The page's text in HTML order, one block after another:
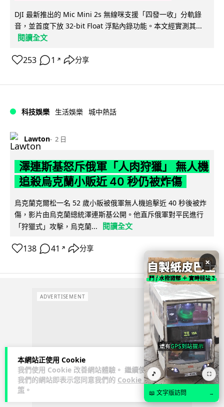
本網站正使用 Cookie
我們使用 Cookie 改善網站體驗。 繼續使用
我們的網站即表示您同意我們的 Cookie 政
策 。
DJI 最新推出的 Mic Mini 2s 無線咪支援「四發一收」分軌錄
音，並首度下放 32-bit Float 浮點內錄功能。本文經實測其...
閱讀全文
253 1 ↗ 分享
科技娛樂 生活娛樂 城中熱話
Lawton 2 日
澤連斯基怒斥俄軍「人肉狩獵」 無人機
追殺烏克蘭小販近 40 秒仍被炸傷
烏克蘭克爾松一名 52 歲小販被俄軍無人機追擊近 40 秒後被炸
傷，影片由烏克蘭總統澤連斯基公開。他直斥俄軍對平民進行
「狩獵式」攻擊，烏克蘭...
閱讀全文
138 41 ↗ 分享
ADVERTISEMENT
×
🎵 ⛶
📖 文字版訪問 →